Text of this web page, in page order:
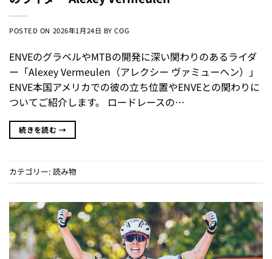
POSTED ON 2026年1月24日 BYCOG
ENVEのグラベルやMTBの開発に深い関わりのあるライダ
ー「Alexey Vermeulen（アレクシー ヴァミューヘン）」
ENVE本国アメリカでの彼の立ち位置やENVEとの関わりに
ついてご紹介します。 ロードレースの…
続きを読む →
カテゴリー: 読み物